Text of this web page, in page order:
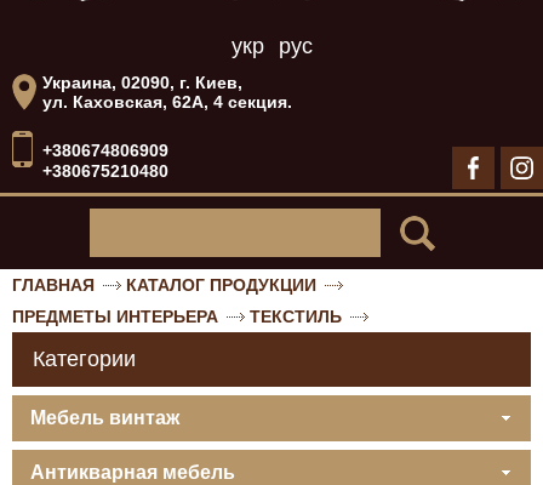
укр рус
Украина, 02090, г. Киев,
ул. Каховская, 62А, 4 секция.
+380674806909
+380675210480
ГЛАВНАЯ
КАТАЛОГ ПРОДУКЦИИ
ПРЕДМЕТЫ ИНТЕРЬЕРА
ТЕКСТИЛЬ
Категории
Мебель винтаж
Антикварная мебель